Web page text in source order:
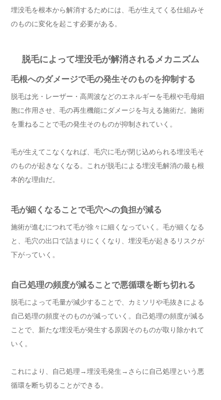
埋没毛を根本から解消するためには、毛が生えてくる仕組みそ
のものに変化を起こす必要がある。
脱毛によって埋没毛が解消されるメカニズム
毛根へのダメージで毛の発生そのものを抑制する
脱毛は光・レーザー・高周波などのエネルギーを毛根や毛母細
胞に作用させ、毛の再生機能にダメージを与える施術だ。施術
を重ねることで毛の発生そのものが抑制されていく。
毛が生えてこなくなれば、毛穴に毛が閉じ込められる埋没毛そ
のものが起きなくなる。これが脱毛による埋没毛解消の最も根
本的な理由だ。
毛が細くなることで毛穴への負担が減る
施術が進むにつれて毛が徐々に細くなっていく。毛が細くなる
と、毛穴の出口で詰まりにくくなり、埋没毛が起きるリスクが
下がっていく。
自己処理の頻度が減ることで悪循環を断ち切れる
脱毛によって毛量が減少することで、カミソリや毛抜きによる
自己処理の頻度そのものが減っていく。自己処理の頻度が減る
ことで、新たな埋没毛が発生する原因そのものが取り除かれて
いく。
これにより、自己処理→埋没毛発生→さらに自己処理という悪
循環を断ち切ることができる。